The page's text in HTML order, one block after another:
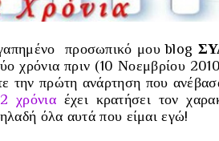
προσωπικό μου blog
χρόνια πριν (10 Νοεμβρίου
την πρώτη ανάρτηση που
2 χρόνιαέχει κρατήσει τον
όλα αυτά που είμαι εγώ!